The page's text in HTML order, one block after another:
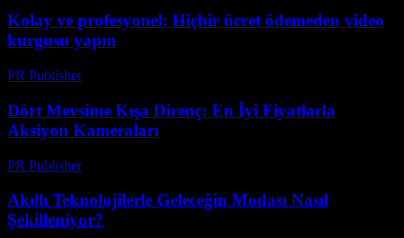
Kolay ve profesyonel: Hiçbir ücret ödemeden video
kurgusu yapın
PR Publisher-
Dört Mevsime Kışa Direnç: En İyi Fiyatlarla
Aksiyon Kameraları
PR Publisher-
Akıllı Teknolojilerle Geleceğin Modası Nasıl
Şekilleniyor?